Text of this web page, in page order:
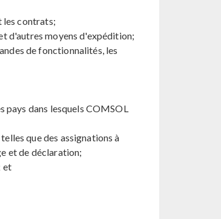
les contrats;
d'autres moyens d'expédition;
de fonctionnalités, les
pays dans lesquels COMSOL
que des assignations à
et de déclaration;
et